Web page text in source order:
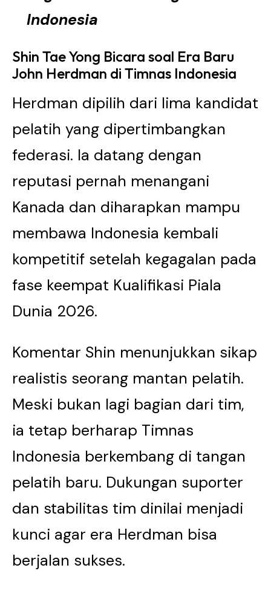
Indonesia
Shin Tae Yong Bicara soal Era Baru
John Herdman di Timnas Indonesia
Herdman dipilih dari lima kandidat
pelatih yang dipertimbangkan
federasi. Ia datang dengan
reputasi pernah menangani
Kanada dan diharapkan mampu
membawa Indonesia kembali
kompetitif setelah kegagalan pada
fase keempat Kualifikasi Piala
Dunia 2026.
Komentar Shin menunjukkan sikap
realistis seorang mantan pelatih.
Meski bukan lagi bagian dari tim,
ia tetap berharap Timnas
Indonesia berkembang di tangan
pelatih baru. Dukungan suporter
dan stabilitas tim dinilai menjadi
kunci agar era Herdman bisa
berjalan sukses.